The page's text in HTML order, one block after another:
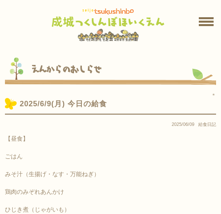
えんからのおしらせ
＊
2025/6/9(月) 今日の給食
2025/06/09 給食日記
【昼食】
ごはん
みそ汁（生揚げ・なす・万能ねぎ）
鶏肉のみぞれあんかけ
ひじき煮（じゃがいも）